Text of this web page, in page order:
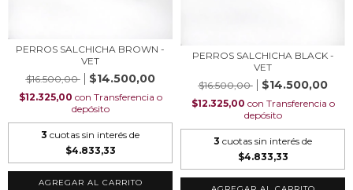
PERROS SALCHICHA BROWN -
VET
$16.500,00
$14.500,00
$12.325,00 con Transferencia o
depósito
3 cuotas sin interés de
$4.833,33
AGREGAR AL CARRITO
PERROS SALCHICHA BLACK -
VET
$16.500,00
$14.500,00
$12.325,00 con Transferencia o
depósito
3 cuotas sin interés de
$4.833,33